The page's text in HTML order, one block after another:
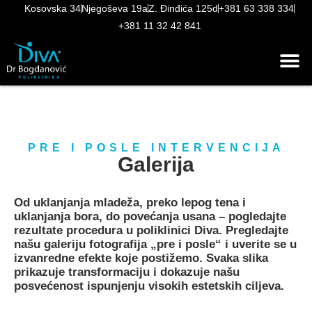
Kosovska 34Njegoševa 19aZ. Đinđića 125d+381 63 338 334
+381 11 32 42 841
PRE I POSLE INTERVENCIJA
Galerija
Od uklanjanja mladeža, preko lepog tena i
uklanjanja bora, do povećanja usana – pogledajte
rezultate procedura u poliklinici Diva. Pregledajte
našu galeriju fotografija „pre i posle“ i uverite se u
izvanredne efekte koje postižemo. Svaka slika
prikazuje transformaciju i dokazuje našu
posvećenost ispunjenju visokih estetskih ciljeva.